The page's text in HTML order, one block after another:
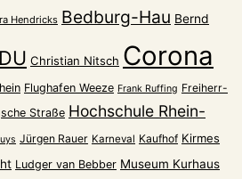
Hendricks Bedburg-Hau Bernd
Christian Nitsch Corona
Flughafen Weeze Frank Ruffing Freiherr-
Straße Hochschule Rhein-
Jürgen Rauer Karneval Kaufhof Kirmes
Ludger van Bebber Museum Kurhaus